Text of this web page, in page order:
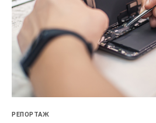
РЕПОРТАЖ